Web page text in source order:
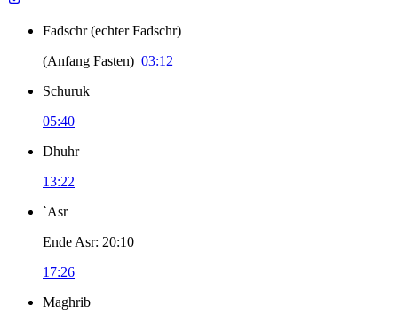
Fadschr (echter Fadschr)
(Anfang Fasten) 03:12
Schuruk
05:40
Dhuhr
13:22
`Asr
Ende Asr: 20:10
17:26
Maghrib